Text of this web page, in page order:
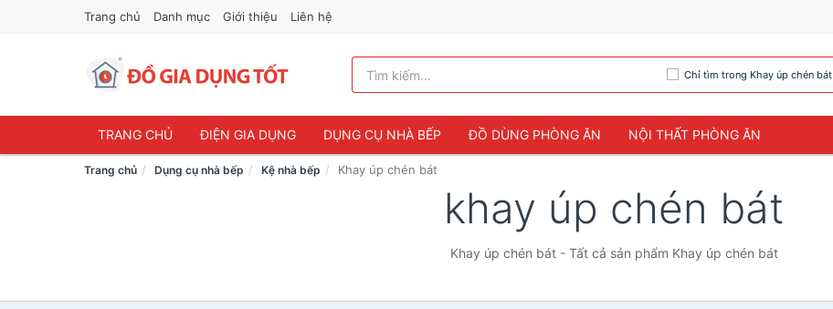
Trang chủ Danh mục Giới thiệu Liên hệ
Chỉ tìm trong Khay úp chén bát
TRANG CHỦ ĐIỆN GIA DỤNG DỤNG CỤ NHÀ BẾP ĐỒ DÙNG PHÒNG ĂN NỘI THẤT PHÒNG ĂN
Trang chủ Dụng cụ nhà bếp Kệ nhà bếp Khay úp chén bát
khay úp chén bát
Khay úp chén bát - Tất cả sản phẩm Khay úp chén bát